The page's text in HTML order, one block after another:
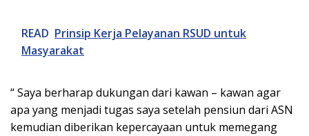
READ Prinsip Kerja Pelayanan RSUD untuk
Masyarakat
“ Saya berharap dukungan dari kawan – kawan agar
apa yang menjadi tugas saya setelah pensiun dari ASN
kemudian diberikan kepercayaan untuk memegang